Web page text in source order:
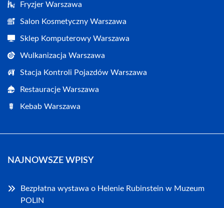
Fryzjer Warszawa
Salon Kosmetyczny Warszawa
Sklep Komputerowy Warszawa
Wulkanizacja Warszawa
Stacja Kontroli Pojazdów Warszawa
Restauracje Warszawa
Kebab Warszawa
NAJNOWSZE WPISY
Bezpłatna wystawa o Helenie Rubinstein w Muzeum
POLIN